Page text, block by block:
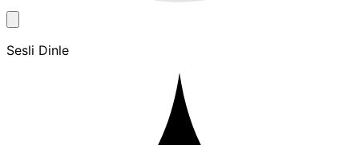
Sesli Dinle